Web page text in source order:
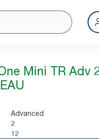
Mini TR Adv
Advanced
2
12